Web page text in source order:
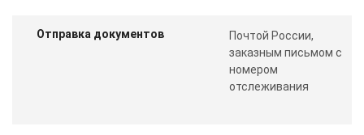
Отправка документов
Почтой России,
заказным письмом с
номером
отслеживания